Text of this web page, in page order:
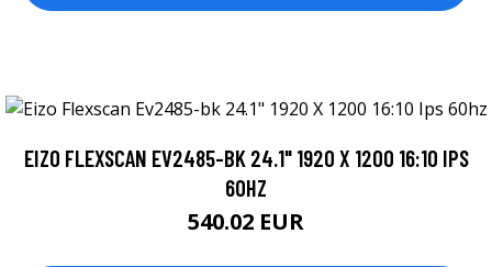
EIZO FLEXSCAN EV2485-BK 24.1" 1920 X 1200 16:10 IPS
60HZ
540.02 EUR